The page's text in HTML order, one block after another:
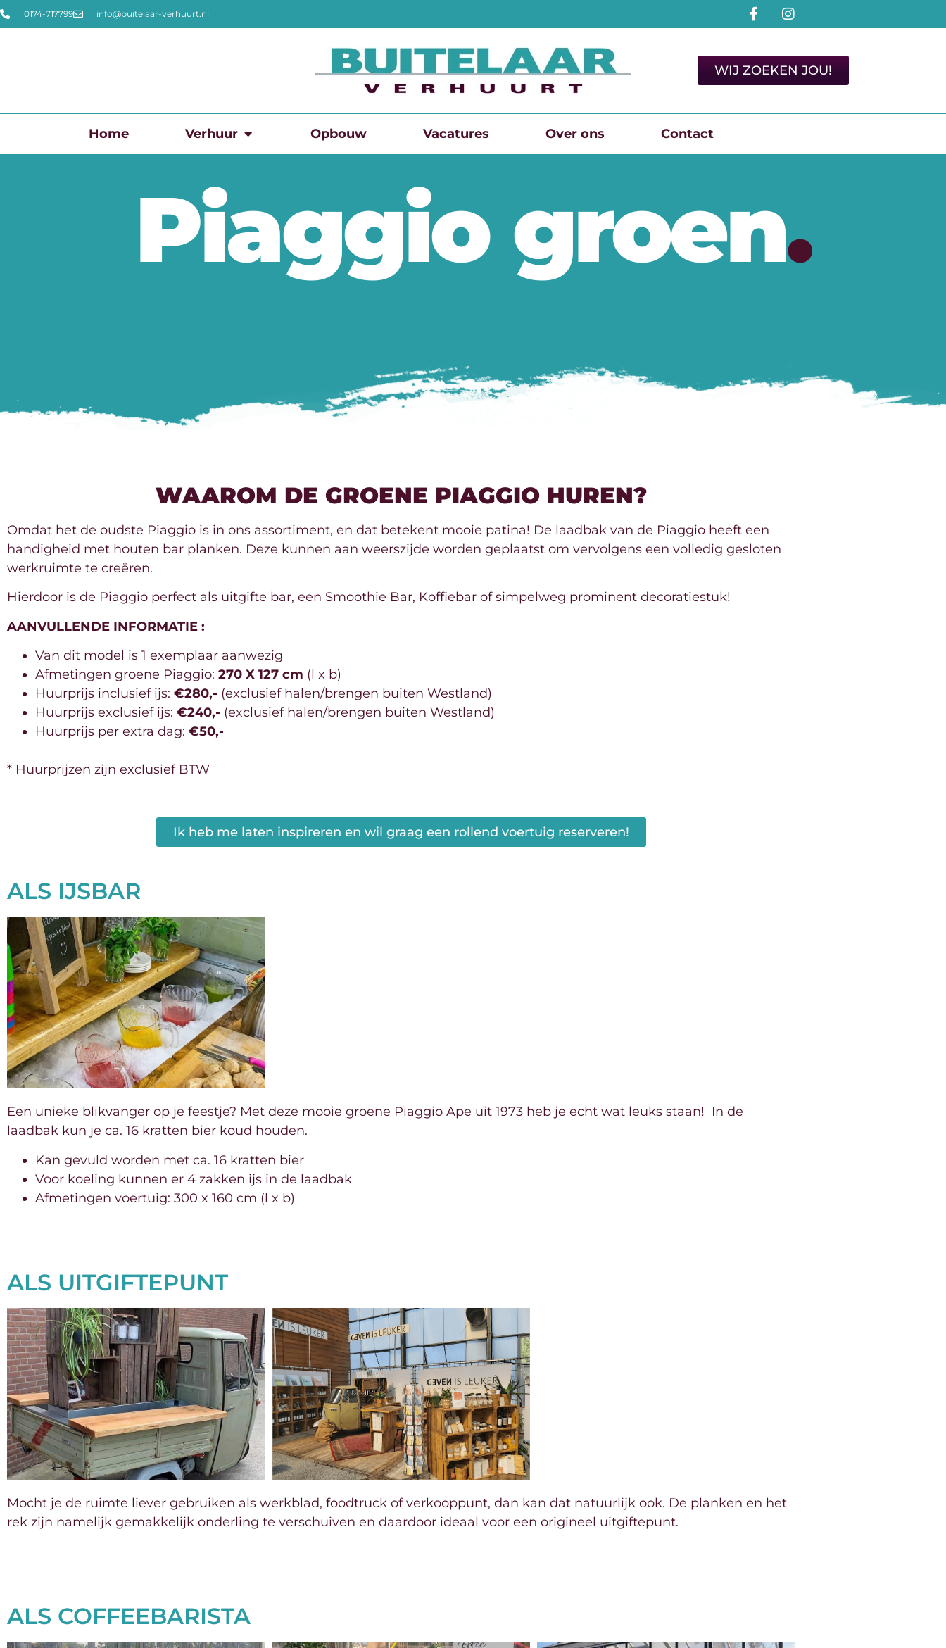
0174-717799 info@buitelaar-verhuurt.nl
WIJ ZOEKEN JOU!
Home Verhuur Opbouw Vacatures Over ons Contact
Piaggio groen.
WAAROM DE GROENE PIAGGIO HUREN?
Omdat het de oudste Piaggio is in ons assortiment, en dat betekent mooie patina! De laadbak van de Piaggio heeft een
handigheid met houten bar planken. Deze kunnen aan weerszijde worden geplaatst om vervolgens een volledig gesloten
werkruimte te creëren.
Hierdoor is de Piaggio perfect als uitgifte bar, een Smoothie Bar, Koffiebar of simpelweg prominent decoratiestuk!
AANVULLENDE INFORMATIE :
Van dit model is 1 exemplaar aanwezig
Afmetingen groene Piaggio: 270 X 127 cm (l x b)
Huurprijs inclusief ijs: €280,- (exclusief halen/brengen buiten Westland)
Huurprijs exclusief ijs: €240,- (exclusief halen/brengen buiten Westland)
Huurprijs per extra dag: €50,-
* Huurprijzen zijn exclusief BTW
Ik heb me laten inspireren en wil graag een rollend voertuig reserveren!
ALS IJSBAR
Een unieke blikvanger op je feestje? Met deze mooie groene Piaggio Ape uit 1973 heb je echt wat leuks staan! In de
laadbak kun je ca. 16 kratten bier koud houden.
Kan gevuld worden met ca. 16 kratten bier
Voor koeling kunnen er 4 zakken ijs in de laadbak
Afmetingen voertuig: 300 x 160 cm (l x b)
ALS UITGIFTEPUNT
Mocht je de ruimte liever gebruiken als werkblad, foodtruck of verkooppunt, dan kan dat natuurlijk ook. De planken en het
rek zijn namelijk gemakkelijk onderling te verschuiven en daardoor ideaal voor een origineel uitgiftepunt.
ALS COFFEEBARISTA